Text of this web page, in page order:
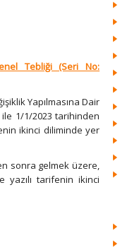
Tebliği (Seri No:
Yapılmasına Dair
1/1/2023 tarihinden
ikinci diliminde yer
sonra gelmek üzere,
tarifenin ikinci